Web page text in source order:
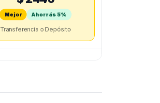
Mejor Ahorrás 5%
Transferencia o Depósito